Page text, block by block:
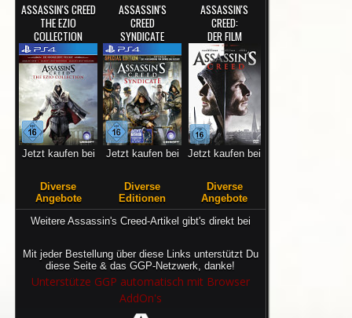
ASSASSIN'S CREED
THE EZIO
COLLECTION
Jetzt kaufen bei
Diverse
Angebote
ASSASSIN'S
CREED
SYNDICATE
Jetzt kaufen bei
Diverse
Editionen
ASSASSIN'S
CREED:
DER FILM
Jetzt kaufen bei
Diverse
Angebote
Weitere Assassin's Creed-Artikel gibt's direkt bei
Mit jeder Bestellung über diese Links unterstützt Du
diese Seite & das GGP-Netzwerk, danke!
Unterstütze GGP automatisch mit Browser
AddOn's